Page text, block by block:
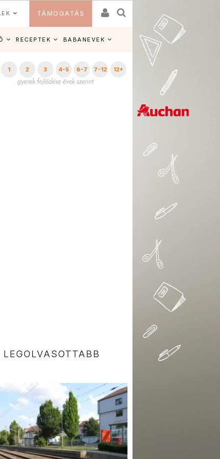
TÁMOGATÁS
RECEPTEK BABANEVEK
1 2 3 4-5 6-7 7-12 12+
LEGOLVASOTTABB